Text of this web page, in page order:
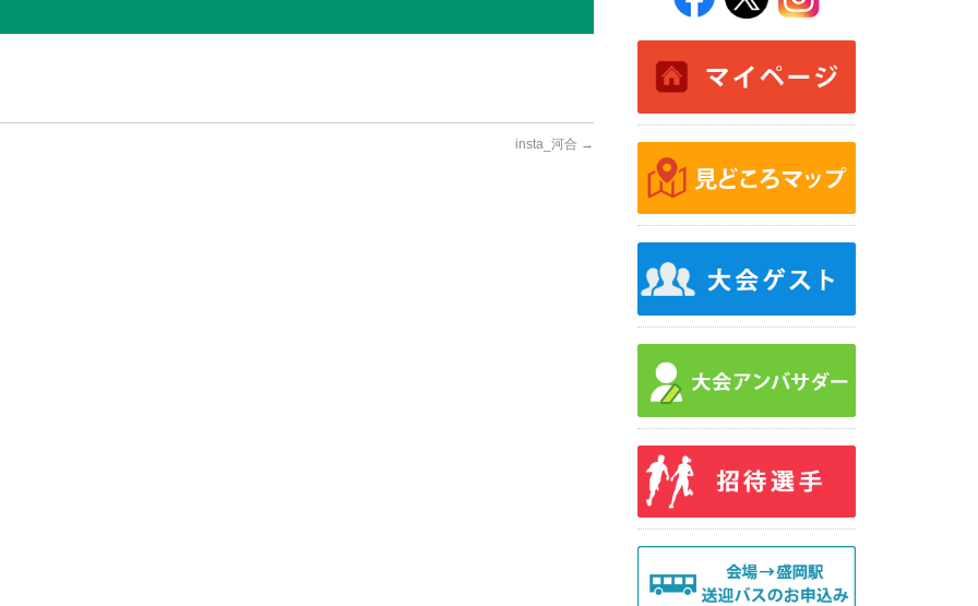
insta_河合 →